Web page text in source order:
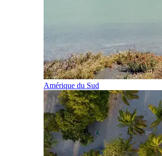
Amérique du Sud